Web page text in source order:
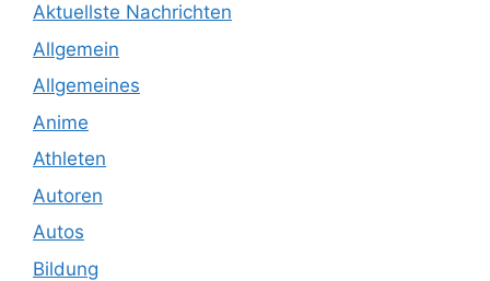
Aktuellste Nachrichten
Allgemein
Allgemeines
Anime
Athleten
Autoren
Autos
Bildung